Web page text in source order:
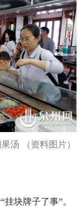
汤 （资料图片）
块牌子了事”。